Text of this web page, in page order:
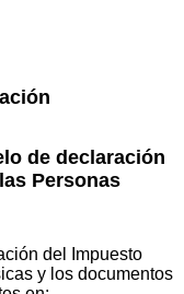
de declaración
Personas
del Impuesto
y los documentos